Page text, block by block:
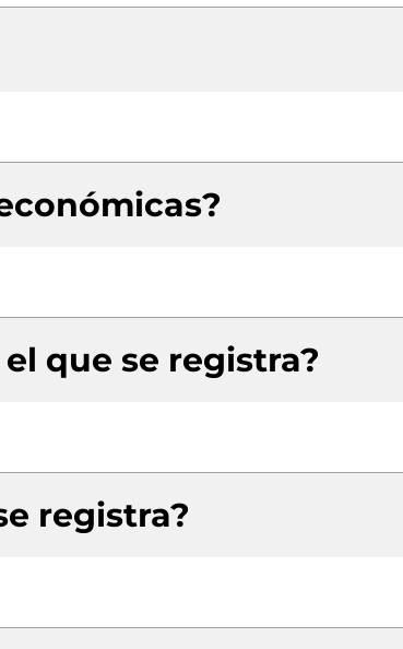
que se registra?
registra?